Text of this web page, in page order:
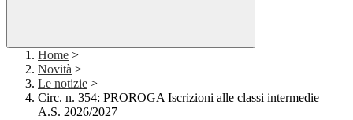
Home >
Novità >
Le notizie >
Circ. n. 354: PROROGA Iscrizioni alle classi intermedie –
A.S. 2026/2027